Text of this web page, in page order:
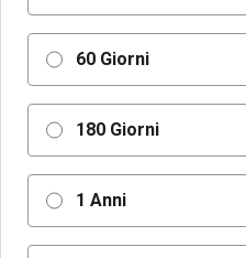
60 Giorni
180 Giorni
1 Anni